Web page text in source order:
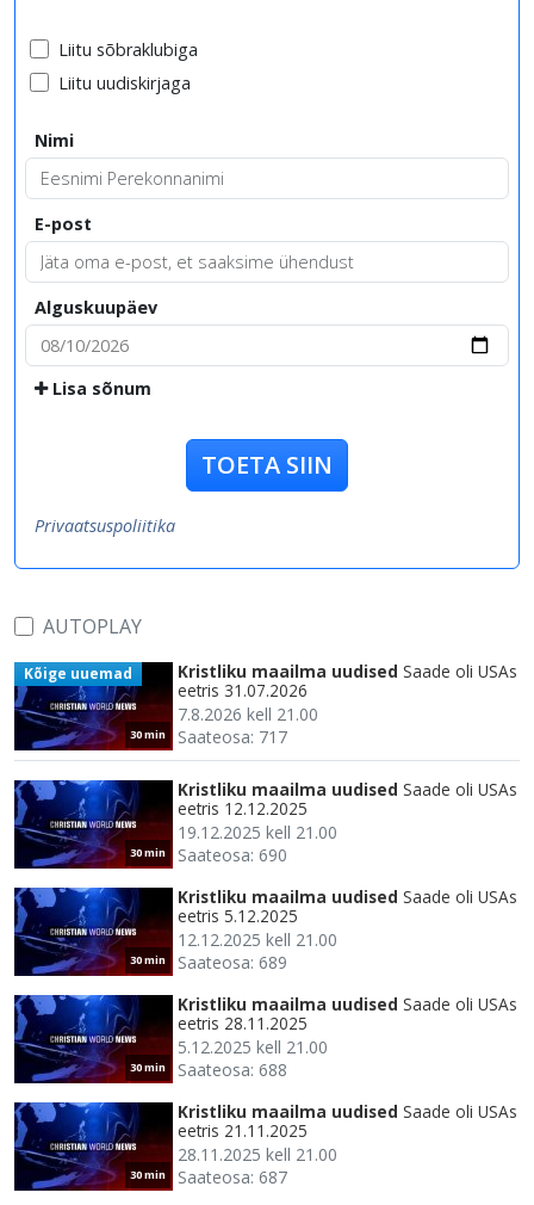
Liitu sõbraklubiga
Liitu uudiskirjaga
Nimi
E-post
Alguskuupäev
Lisa sõnum
TOETA SIIN
Privaatsuspoliitika
AUTOPLAY
30 min
Kõige uuemad Kristliku maailma uudised Saade oli USAs
eetris 31.07.2026
7.8.2026 kell 21.00
Saateosa: 717
30 min
Kristliku maailma uudised Saade oli USAs
eetris 12.12.2025
19.12.2025 kell 21.00
Saateosa: 690
30 min
Kristliku maailma uudised Saade oli USAs
eetris 5.12.2025
12.12.2025 kell 21.00
Saateosa: 689
30 min
Kristliku maailma uudised Saade oli USAs
eetris 28.11.2025
5.12.2025 kell 21.00
Saateosa: 688
30 min
Kristliku maailma uudised Saade oli USAs
eetris 21.11.2025
28.11.2025 kell 21.00
Saateosa: 687